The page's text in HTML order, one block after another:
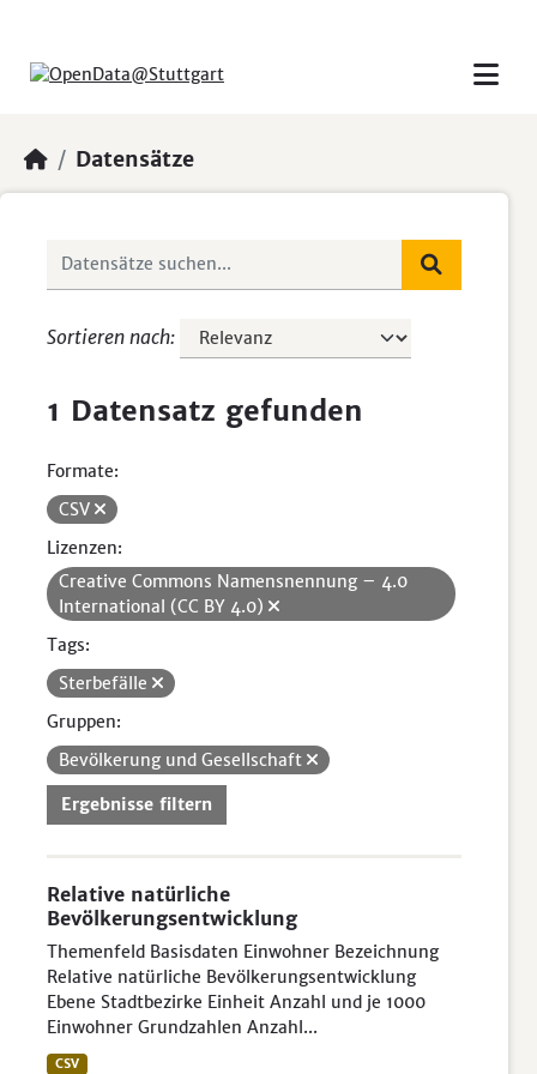
Datensätze
Sortieren nach
1 Datensatz gefunden
Formate:
CSV
Lizenzen:
Creative Commons Namensnennung – 4.0
International (CC BY 4.0)
Tags:
Sterbefälle
Gruppen:
Bevölkerung und Gesellschaft
Ergebnisse filtern
Relative natürliche
Bevölkerungsentwicklung
Themenfeld Basisdaten Einwohner Bezeichnung
Relative natürliche Bevölkerungsentwicklung
Ebene Stadtbezirke Einheit Anzahl und je 1000
Einwohner Grundzahlen Anzahl...
CSV